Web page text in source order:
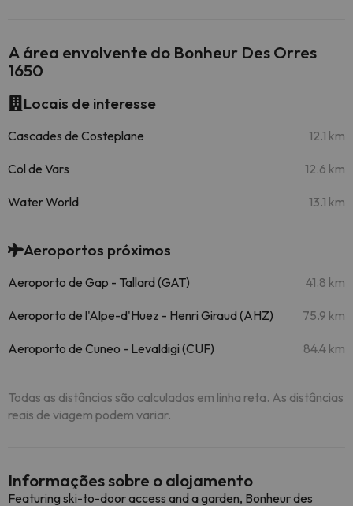
A área envolvente do Bonheur Des Orres
1650
Locais de interesse
Cascades de Costeplane 12.1 km
Col de Vars 12.6 km
Water World 13.1 km
Aeroportos próximos
Aeroporto de Gap - Tallard (GAT) 41.8 km
Aeroporto de l'Alpe-d'Huez - Henri Giraud (AHZ) 75.9 km
Aeroporto de Cuneo - Levaldigi (CUF) 84.4 km
Todas as distâncias são calculadas em linha reta. As distâncias
reais de viagem podem variar.
Informações sobre o alojamento
Featuring ski-to-door access and a garden, Bonheur des